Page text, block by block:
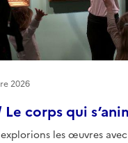
corps qui
explorions les œuvres
2026